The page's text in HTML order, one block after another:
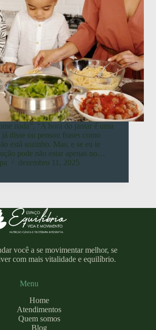
nada”, “A hora do jantar é uma
disse ou pensou frases como
está sozinho. Mas, e se eu te
pode não estar apenas no…
dezembro 11, 2025
você a se movimentar melhor, se
com mais vitalidade e equilíbrio.
Menu
Home
Atendimentos
Quem somos
Blog